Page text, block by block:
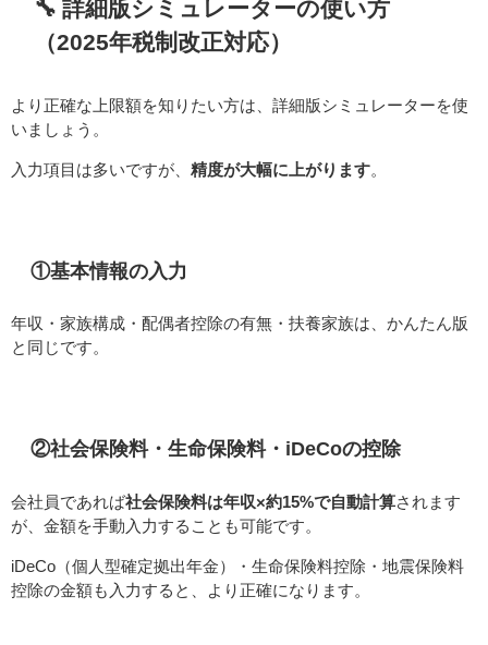
🔧 詳細版シミュレーターの使い方
（2025年税制改正対応）
より正確な上限額を知りたい方は、詳細版シミュレーターを使
いましょう。
入力項目は多いですが、 精度が大幅に上がります
①基本情報の入力
年収・家族構成・配偶者控除の有無・扶養家族は、かんたん版
と同じです。
②社会保険料・生命保険料・iDeCoの控除
会社員であれば社会保険料は年収×約15%で自動計算されます
が、金額を手動入力することも可能です。
iDeCo（個人型確定拠出年金）・生命保険料控除・地震保険料
控除の金額も入力すると、より正確になります。